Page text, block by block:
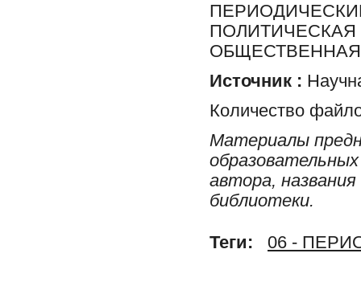
Источник :
Количество
Материалы
автора,
библиотеки.
Теги: 06 -